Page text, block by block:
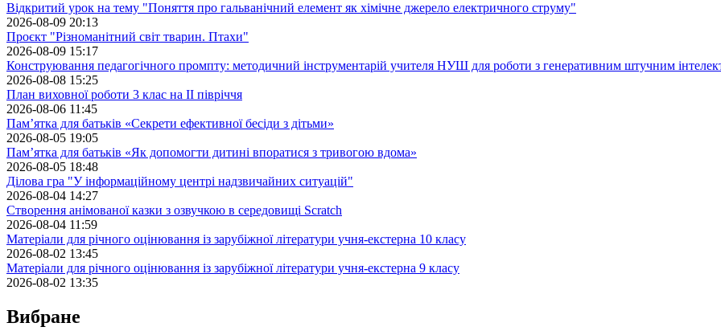
Відкритий урок на тему "Поняття про гальванічний елемент як хімічне джерело електричного струму"
2026-08-09 20:13
Проєкт "Різноманітний світ тварин. Птахи"
2026-08-09 15:17
Конструювання педагогічного промпту: методичний інструментарій учителя НУШ для роботи з генеративним штучним
2026-08-08 15:25
План виховної роботи 3 клас на II півріччя
2026-08-06 11:45
Пам’ятка для батьків «Секрети ефективної бесіди з дітьми»
2026-08-05 19:05
Пам’ятка для батьків «Як допомогти дитині впоратися з тривогою вдома»
2026-08-05 18:48
Ділова гра "У інформаційному центрі надзвичайних ситуацій"
2026-08-04 14:27
Створення анімованої казки з озвучкою в середовищі Scratch
2026-08-04 11:59
Матеріали для річного оцінювання із зарубіжної літератури учня-екстерна 10 класу
2026-08-02 13:45
Матеріали для річного оцінювання із зарубіжної літератури учня-екстерна 9 класу
2026-08-02 13:35
Вибране